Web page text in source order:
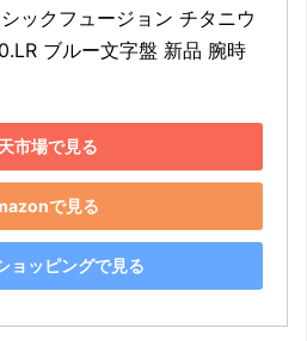
ックフュージョン チタニウ
ブルー文字盤 新品 腕時
市場で見る
で見る
ョッピングで見る